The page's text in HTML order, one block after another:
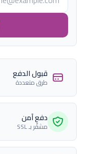
قبول الدفع
طرق متعددة
دفع آمن
مشفّر بـ SSL